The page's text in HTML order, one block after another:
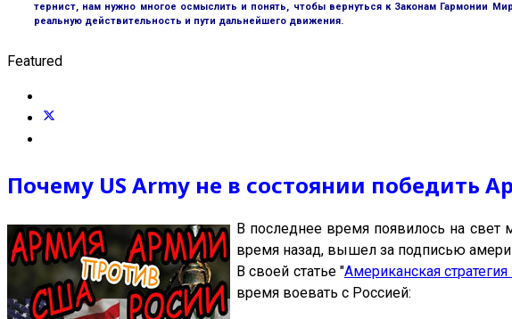
тернист, нам нужно многое осмыслить и понять, чтобы вернуться к Законам Гармонии
реальную действительность и пути дальнейшего движения.
Featured
Почему US Army не в состоянии победить
В последнее время появилось на
время назад, вышел за подписью
В своей статье "Американская
время воевать с Россией: